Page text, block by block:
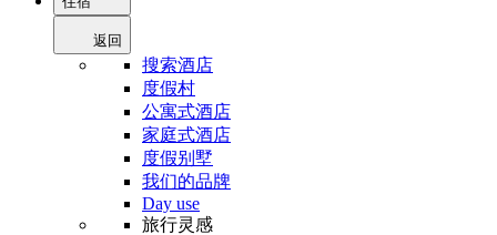
返回
搜索酒店
度假村
公寓式酒店
家庭式酒店
度假别墅
我们的品牌
Day use
旅行灵感